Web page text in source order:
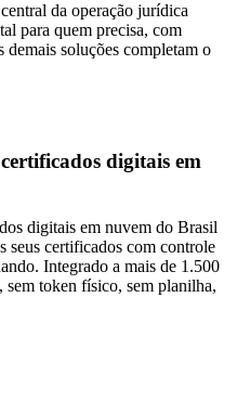
da operação jurídica
para quem precisa, com
demais soluções completam o
certificados digitais em
digitais em nuvem do Brasil
seus certificados com controle
Integrado a mais de 1.500
sem token físico, sem planilha,